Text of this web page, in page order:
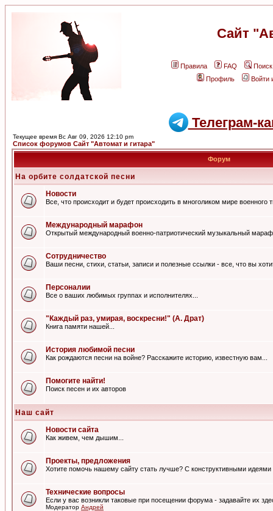
Сайт
Правила FAQ
Поиск
Профиль
Войти
Телеграм-
Текущее время Вс Авг 09, 2026 12:10 pm
Список форумов Сайт "Автомат и гитара"
Форум
На орбите солдатской песни
Новости
Все, что происходит и будет происходить в многоликом мире военного
Международный марафон
Открытый международный военно-патриотический музыкальный
Сотрудничество
Ваши песни, стихи, статьи, записи и полезные ссылки - все, что вы
Персоналии
Все о ваших любимых группах и исполнителях...
"Каждый раз, умирая, воскресни!" (А. Драт)
Книга памяти нашей...
История любимой песни
Как рождаются песни на войне? Расскажите историю, известную вам...
Помогите найти!
Поиск песен и их авторов
Наш сайт
Новости сайта
Как живем, чем дышим...
Проекты, предложения
Хотите помочь нашему сайту стать лучше? С конструктивными
Технические вопросы
Если у вас возникли таковые при посещении форума - задавайте их
Модератор Андрей